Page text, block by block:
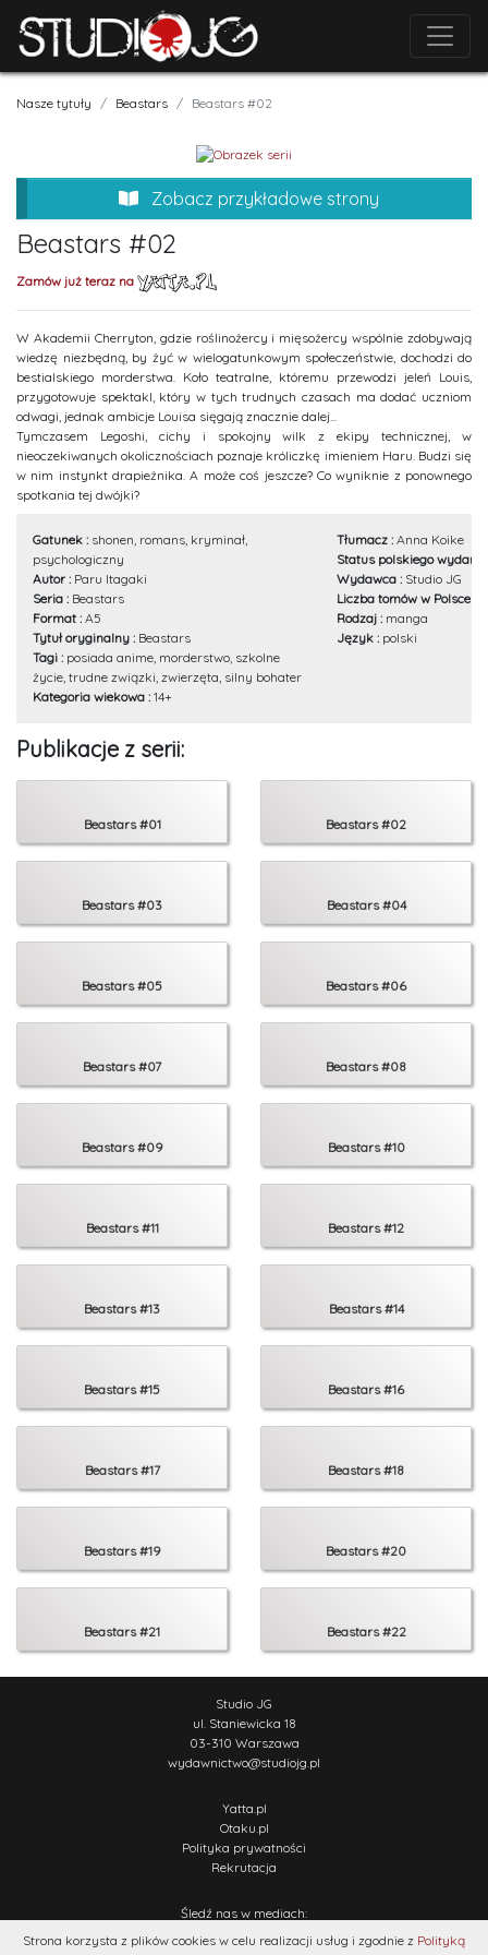
Nasze tytuły Beastars Beastars #02
Zobacz przykładowe strony
Beastars #02
Zamów już teraz na
W Akademii Cherryton, gdzie roślinożercy i mięsożercy wspólnie zdobywają
wiedzę niezbędną, by żyć w wielogatunkowym społeczeństwie, dochodzi do
bestialskiego morderstwa. Koło teatralne, któremu przewodzi jeleń Louis,
przygotowuje spektakl, który w tych trudnych czasach ma dodać uczniom
odwagi, jednak ambicje Louisa sięgają znacznie dalej...
Tymczasem Legoshi, cichy i spokojny wilk z ekipy technicznej, w
nieoczekiwanych okolicznościach poznaje króliczkę imieniem Haru. Budzi się
w nim instynkt drapieżnika. A może coś jeszcze? Co wyniknie z ponownego
spotkania tej dwójki?
Gatunek : shonen, romans, kryminał,
psychologiczny
Autor : Paru Itagaki
Seria : Beastars
Format : A5
Tytuł oryginalny : Beastars
Tagi : posiada anime, morderstwo, szkolne
życie, trudne związki, zwierzęta, silny bohater
Kategoria wiekowa : 14+
Tłumacz : Anna Koike
Status polskiego
Wydawca : Studio JG
Liczba tomów w Polsce :
Rodzaj : manga
Język : polski
Publikacje z serii:
Beastars #01 Beastars #02
Beastars #03 Beastars #04
Beastars #05 Beastars #06
Beastars #07 Beastars #08
Beastars #09 Beastars #10
Beastars #11 Beastars #12
Beastars #13 Beastars #14
Beastars #15 Beastars #16
Beastars #17 Beastars #18
Beastars #19 Beastars #20
Beastars #21 Beastars #22
Strona korzysta z plików cookies w celu realizacji usług i zgodnie z Polityką
Studio JG
ul. Staniewicka 18
03-310 Warszawa
wydawnictwo@studiojg.pl
Yatta.pl
Otaku.pl
Polityka prywatności
Rekrutacja
Śledź nas w mediach: